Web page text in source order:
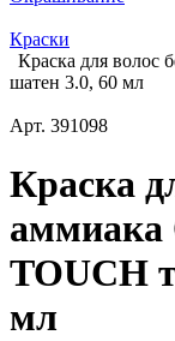
Краски
Краска для
шатен 3.0, 60 мл
Арт. 391098
Краска
TOUCH
мл